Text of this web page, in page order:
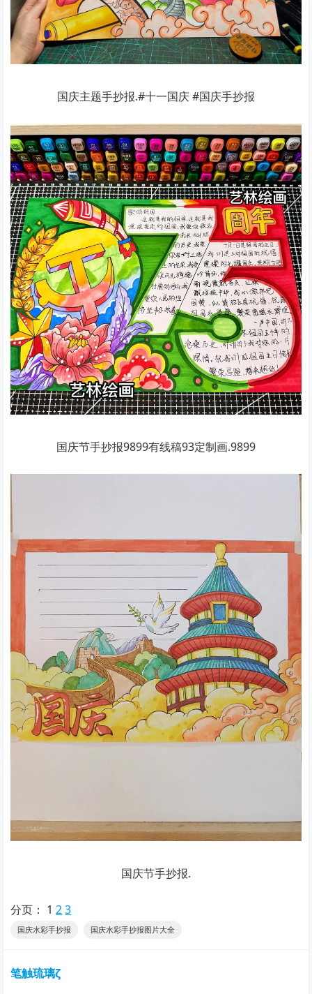
国庆主题手抄报.#十一国庆 #国庆手抄报
国庆节手抄报9899有线稿93定制画.9899
国庆节手抄报.
分页： 1 2 3
国庆水彩手抄报 国庆水彩手抄报图片大全
笔触琉璃ζ